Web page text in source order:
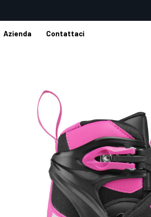
Azienda Contattaci
Shop Pattini per bambini Pattini in linea per bambini